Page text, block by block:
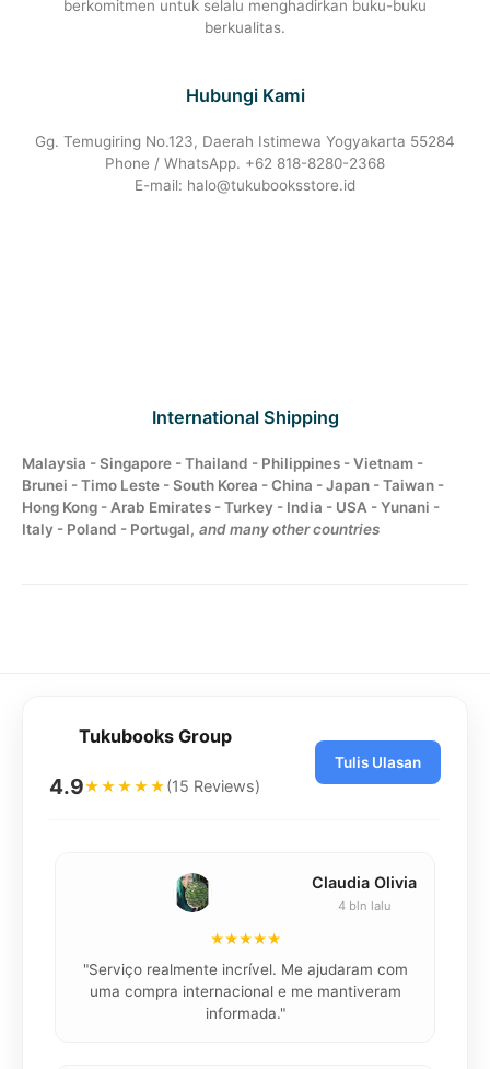
berkomitmen untuk selalu menghadirkan buku-buku
berkualitas.
Hubungi Kami
Gg. Temugiring No.123, Daerah Istimewa Yogyakarta 55284
Phone / WhatsApp. +62 818-8280-2368
E-mail: halo@tukubooksstore.id
International Shipping
Malaysia - Singapore - Thailand - Philippines - Vietnam -
Brunei - Timo Leste - South Korea - China - Japan - Taiwan -
Hong Kong - Arab Emirates - Turkey - India - USA - Yunani -
Italy - Poland - Portugal, and many other countries
Tukubooks Group
4.9★★★★★(15 Reviews)
Tulis Ulasan
Claudia Olivia
4 bln lalu
★★★★★
"Serviço realmente incrível. Me ajudaram com
uma compra internacional e me mantiveram
informada."